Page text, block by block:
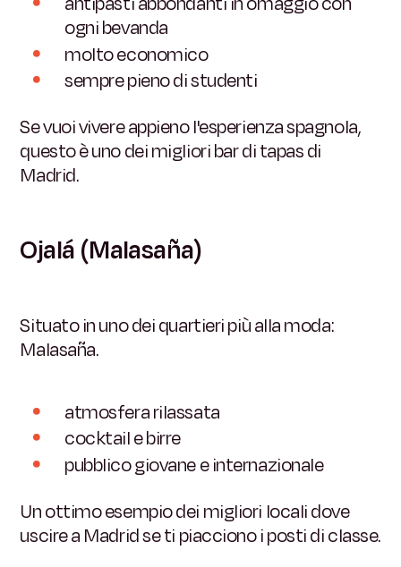
ogni bevanda
molto economico
sempre pieno di studenti
Se vuoi vivere appieno l'esperienza spagnola,
questo è uno dei migliori bar di tapas di
Madrid.
Ojalá (Malasaña)
Situato in uno dei quartieri più alla moda:
Malasaña.
atmosfera rilassata
cocktail e birre
pubblico giovane e internazionale
Un ottimo esempio dei migliori locali dove
uscire a Madrid se ti piacciono i posti di classe.